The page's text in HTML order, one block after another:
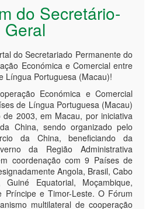
do Secretário-
Geral
do Secretariado Permanente do
Económica e Comercial entre
Língua Portuguesa (Macau)!
Económica e Comercial
de Língua Portuguesa (Macau)
2003, em Macau, por iniciativa
China, sendo organizado pelo
da China, beneficiando da
da Região Administrativa
coordenação com 9 Países de
Angola, Brasil, Cabo
Guiné Equatorial, Moçambique,
Príncipe e Timor-Leste. O Fórum
multilateral de cooperação